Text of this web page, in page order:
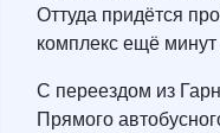
Оттуда придётся
комплекс ещё минут
С переездом из
Прямого